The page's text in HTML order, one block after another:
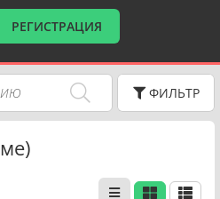
РЕГИСТРАЦИЯ
ФИЛЬТР